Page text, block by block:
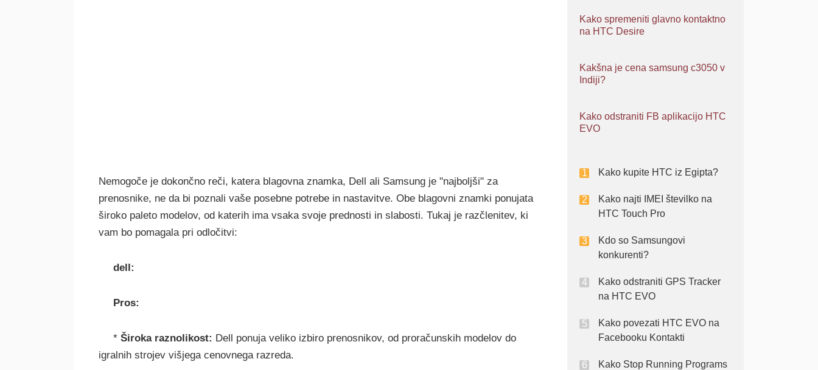
Nemogoče je dokončno reči, katera blagovna znamka, Dell ali Samsung je "najboljši" za
prenosnike, ne da bi poznali vaše posebne potrebe in nastavitve. Obe blagovni znamki ponujata
široko paleto modelov, od katerih ima vsaka svoje prednosti in slabosti. Tukaj je razčlenitev, ki
vam bo pomagala pri odločitvi:
dell:
Pros:
* Široka raznolikost: Dell ponuja veliko izbiro prenosnikov, od proračunskih modelov do
igralnih strojev višjega cenovnega razreda.
Kako spremeniti glavno kontaktno
na HTC Desire
Kakšna je cena samsung c3050 v
Indiji?
Kako odstraniti FB aplikacijo HTC
EVO
Kako kupite HTC iz Egipta?
Kako najti IMEI številko na
HTC Touch Pro
Kdo so Samsungovi
konkurenti?
Kako odstraniti GPS Tracker
na HTC EVO
Kako povezati HTC EVO na
Facebooku Kontakti
Kako Stop Running Programs